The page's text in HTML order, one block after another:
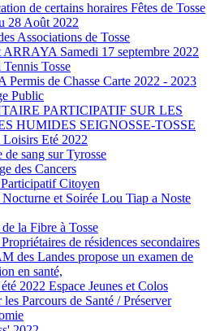
de certains horaires Fêtes de Tosse
28 Août 2022
Associations de Tosse
ARRAYA Samedi 17 septembre 2022
Tosse
Permis de Chasse Carte 2022 - 2023
Public
PARTICIPATIF SUR LES
HUMIDES SEIGNOSSE-TOSSE
Eté 2022
de sang sur Tyrosse
des Cancers
Citoyen
et Soirée Lou Tiap a Noste
la Fibre à Tosse
de résidences secondaires
des Landes propose un examen de
en santé,
2022 Espace Jeunes et Colos
Parcours de Santé / Préserver